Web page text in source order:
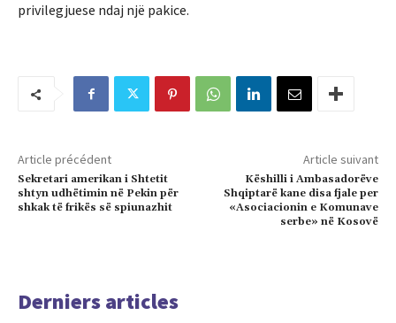
privilegjuese ndaj një pakice.
Article précédent
Sekretari amerikan i Shtetit
shtyn udhëtimin në Pekin për
shkak të frikës së spiunazhit
Article suivant
Këshilli i Ambasadorëve
Shqiptarë kane disa fjale per
«Asociacionin e Komunave
serbe» në Kosovë
Derniers articles